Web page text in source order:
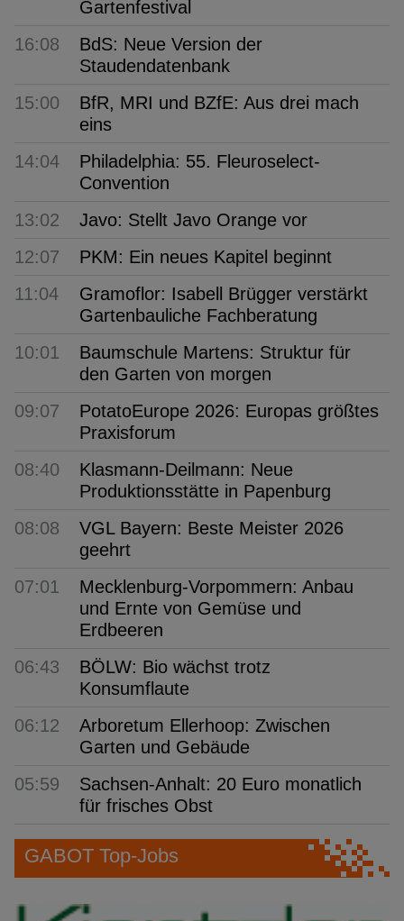
Gartenfestival
16:08
BdS: Neue Version der
Staudendatenbank
15:00
BfR, MRI und BZfE: Aus drei mach
eins
14:04
Philadelphia: 55. Fleuroselect-
Convention
13:02
Javo: Stellt Javo Orange vor
12:07
PKM: Ein neues Kapitel beginnt
11:04
Gramoflor: Isabell Brügger verstärkt
Gartenbauliche Fachberatung
10:01
Baumschule Martens: Struktur für
den Garten von morgen
09:07
PotatoEurope 2026: Europas größtes
Praxisforum
08:40
Klasmann-Deilmann: Neue
Produktionsstätte in Papenburg
08:08
VGL Bayern: Beste Meister 2026
geehrt
07:01
Mecklenburg-Vorpommern: Anbau
und Ernte von Gemüse und
Erdbeeren
06:43
BÖLW: Bio wächst trotz
Konsumflaute
06:12
Arboretum Ellerhoop: Zwischen
Garten und Gebäude
05:59
Sachsen-Anhalt: 20 Euro monatlich
für frisches Obst
GABOT Top-Jobs